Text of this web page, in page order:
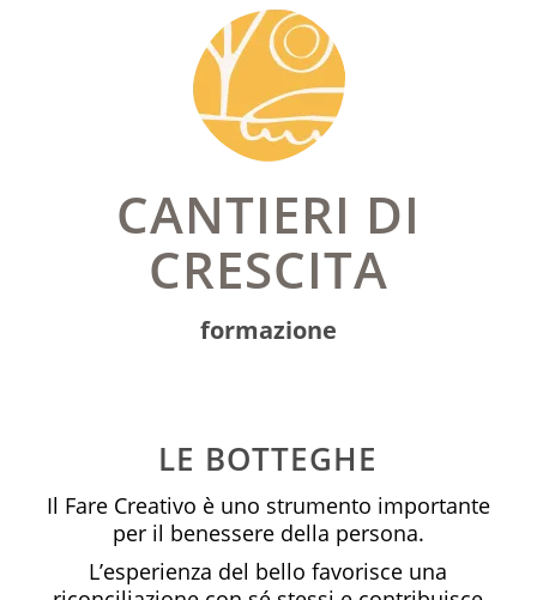
CANTIERI DI
CRESCITA
formazione
LE BOTTEGHE
Il Fare Creativo è uno strumento importante
per il benessere della persona.
L’esperienza del bello favorisce una